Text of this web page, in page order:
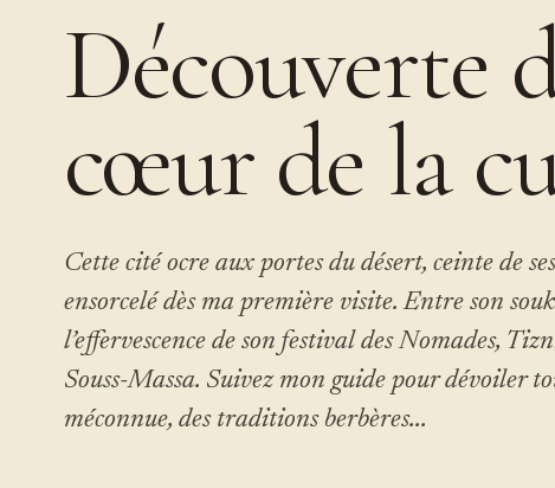
Découverte
cœur de la
Cette cité ocre aux portes du désert, ceinte de
ensorcelé dès ma première visite. Entre son
l’effervescence de son festival des Nomades,
Souss-Massa. Suivez mon guide pour dévoiler
méconnue, des traditions berbères...